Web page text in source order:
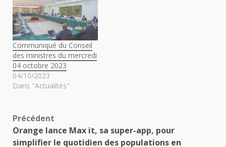
Communiqué du Conseil
des ministres du mercredi
04 octobre 2023
04/10/2023
Dans "Actualités"
Navigation
d’article
Précédent
Orange lance Max it, sa super-app, pour
simplifier le quotidien des populations en